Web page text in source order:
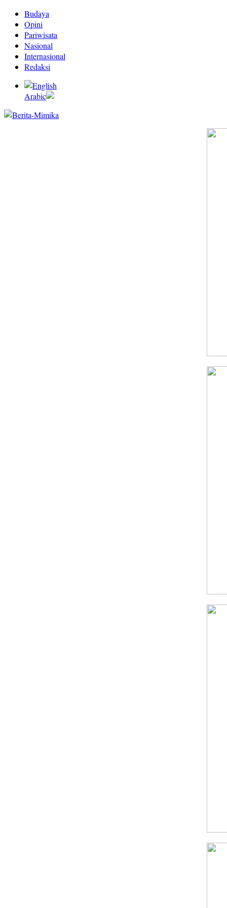
Budaya
Opini
Pariwisata
Nasional
Internasional
Redaksi